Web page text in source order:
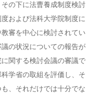
の下に法曹養成制度検討
および法科大学院制度に
審を中心に検討されてい
の状況についての報告が
関する検討会議の審議で
学省の取組を評価し、そ
、それだけでは十分でな